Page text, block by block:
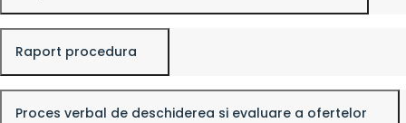
Raport procedura
Proces verbal de deschiderea si evaluare a ofertelor